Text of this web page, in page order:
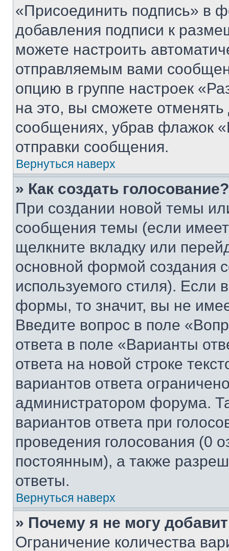
«Присоединить подпись» в
добавления подписи к
можете настроить
отправляемым вами
опцию в группе настроек
на это, вы сможете
сообщениях, убрав флажок
отправки сообщения.
Вернуться наверх
» Как создать голосование?
При создании новой темы
сообщения темы (если
щелкните вкладку или
основной формой создания
используемого стиля). Если
формы, то значит, вы не
Введите вопрос в поле
ответа в поле «Варианты
ответа на новой строке
вариантов ответа
администратором форума.
вариантов ответа при
проведения голосования (0
постоянным), а также
ответы.
Вернуться наверх
» Почему я не могу
Ограничение количества